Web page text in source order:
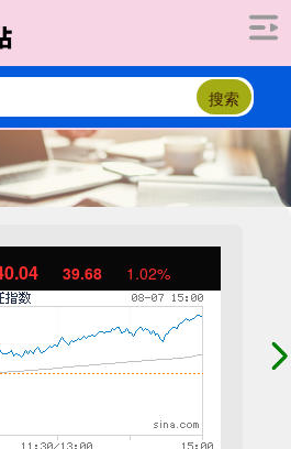
搜索
39.68 1.02%